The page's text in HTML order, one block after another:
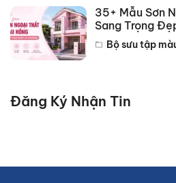
35+ Mẫu Sơn
Sang Trọng
Bộ sưu tập
Đăng Ký Nhận Tin